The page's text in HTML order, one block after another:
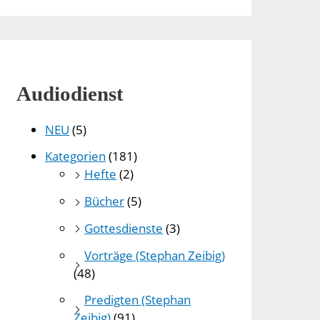
Audiodienst
NEU (5)
Kategorien (181)
Hefte (2)
Bücher(5)
Gottesdienste (3)
Vorträge (Stephan Zeibig)
(48)
Predigten (Stephan